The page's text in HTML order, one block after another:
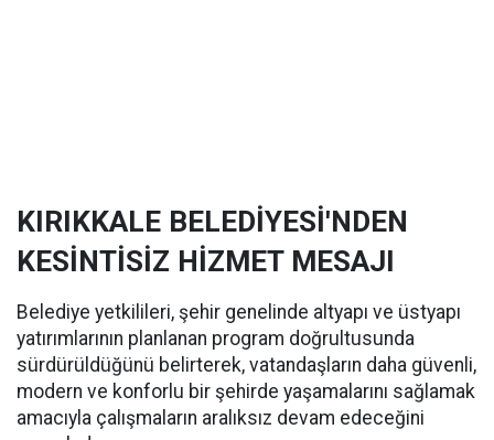
KIRIKKALE BELEDİYESİ'NDEN
KESİNTİSİZ HİZMET MESAJI
Belediye yetkilileri, şehir genelinde altyapı ve üstyapı
yatırımlarının planlanan program doğrultusunda
sürdürüldüğünü belirterek, vatandaşların daha güvenli,
modern ve konforlu bir şehirde yaşamalarını sağlamak
amacıyla çalışmaların aralıksız devam edeceğini